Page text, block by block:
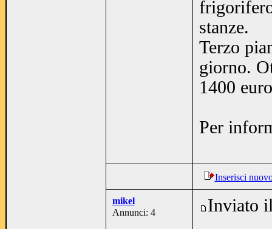
stanze.
Terzo
giorno.
1400
Per
Inserisci
mikel
Annunci: 4
Inviato